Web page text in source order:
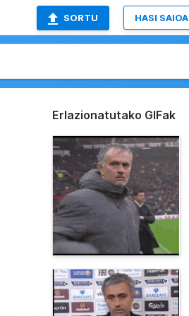
SORTU HASI SAIOA
Erlazionatutako GIFak